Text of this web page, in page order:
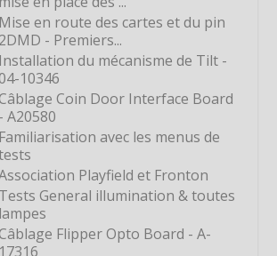
Mise en route des cartes et du pin
2DMD - Premiers...
Installation du mécanisme de Tilt -
10346
Coin Door Interface Board
- A20580
Familiarisation avec les menus de
Playfield et Fronton
Tests General illumination & toutes
lampes
Flipper Opto Board - A-
17316